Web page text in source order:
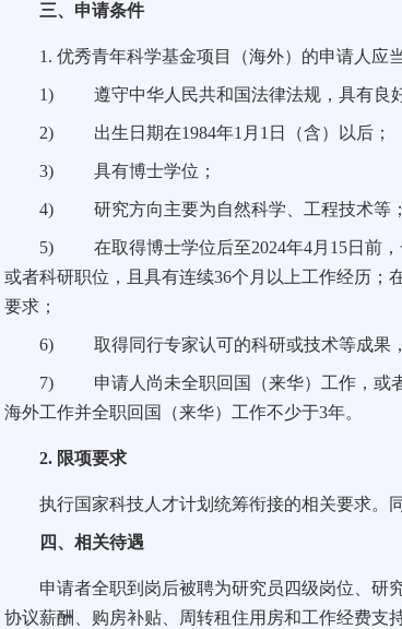
三、申请条件
1.优秀青年科学基金项目（海外）的申请人应
1) 遵守中华人民共和国法律法规，具有良
2) 出生日期在1984年1月1日（含）以后；
3) 具有博士学位；
4) 研究方向主要为自然科学、工程技术等；
5)
在取得博士学位后至2024年4月15日前
或者科研职位，且具有连续36个月以上工作经历；
要求；
6) 取得同行专家认可的科研或技术等成果
7)
申请人尚未全职回国（来华）工作，或
海外工作并全职回国（来华）工作不少于3年。
2. 限项要求
执行国家科技人才计划统筹衔接的相关要求。同
四、相关待遇
申请者全职到岗后被聘为研究员四级岗位、研
协议薪酬、购房补贴、周转租住用房和工作经费支